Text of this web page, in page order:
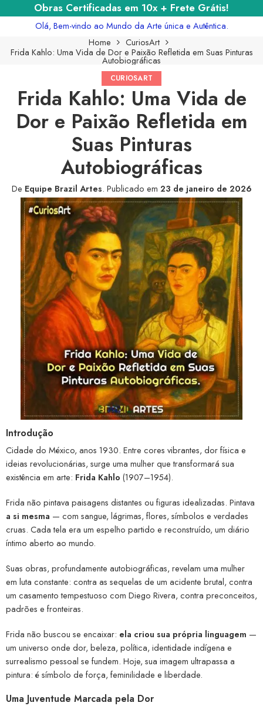
Obras Certificadas em 10x + Frete Grátis!
Olá, Bem-vindo ao Mundo da Arte única e Autêntica.
Home
CuriosArt
Frida Kahlo: Uma Vida de Dor e Paixão Refletida em Suas Pinturas
Autobiográficas
CURIOSART
Frida Kahlo: Uma Vida de
Dor e Paixão Refletida em
Suas Pinturas
Autobiográficas
De Equipe Brazil Artes. Publicado em 23 de janeiro de 2026
Introdução
Cidade do México, anos 1930. Entre cores vibrantes, dor física e
ideias revolucionárias, surge uma mulher que transformará sua
existência em arte: Frida Kahlo (1907–1954).
Frida não pintava paisagens distantes ou figuras idealizadas. Pintava
a si mesma — com sangue, lágrimas, flores, símbolos e verdades
cruas. Cada tela era um espelho partido e reconstruído, um diário
íntimo aberto ao mundo.
Suas obras, profundamente autobiográficas, revelam uma mulher
em luta constante: contra as sequelas de um acidente brutal, contra
um casamento tempestuoso com Diego Rivera, contra preconceitos,
padrões e fronteiras.
Frida não buscou se encaixar: ela criou sua própria linguagem —
um universo onde dor, beleza, política, identidade indígena e
surrealismo pessoal se fundem. Hoje, sua imagem ultrapassa a
pintura: é símbolo de força, feminilidade e liberdade.
Uma Juventude Marcada pela Dor